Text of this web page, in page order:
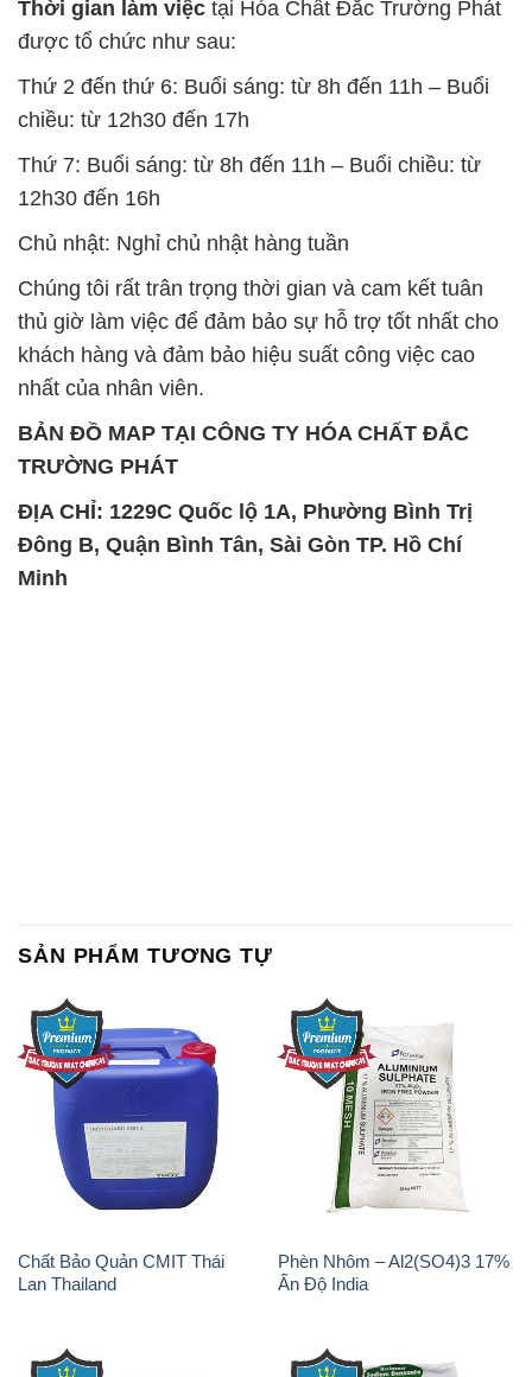
Thời gian làm việc tại Hóa Chất Đắc Trường Phát
được tổ chức như sau:
Thứ 2 đến thứ 6: Buổi sáng: từ 8h đến 11h – Buổi
chiều: từ 12h30 đến 17h
Thứ 7: Buổi sáng: từ 8h đến 11h – Buổi chiều: từ
12h30 đến 16h
Chủ nhật: Nghỉ chủ nhật hàng tuần
Chúng tôi rất trân trọng thời gian và cam kết tuân
thủ giờ làm việc để đảm bảo sự hỗ trợ tốt nhất cho
khách hàng và đảm bảo hiệu suất công việc cao
nhất của nhân viên.
BẢN ĐỒ MAP TẠI CÔNG TY HÓA CHẤT ĐẮC
TRƯỜNG PHÁT
ĐỊA CHỈ: 1229C Quốc lộ 1A, Phường Bình Trị
Đông B, Quận Bình Tân, Sài Gòn TP. Hồ Chí
Minh
SẢN PHẨM TƯƠNG TỰ
Chất Bảo Quản CMIT Thái
Lan Thailand
Phèn Nhôm – Al2(SO4)3 17%
Ấn Độ India